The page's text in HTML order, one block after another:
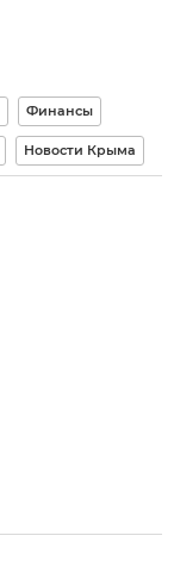
Финансы
Новости Крыма